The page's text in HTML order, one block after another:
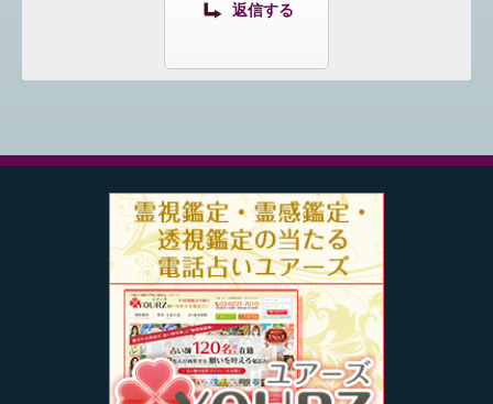
返信する